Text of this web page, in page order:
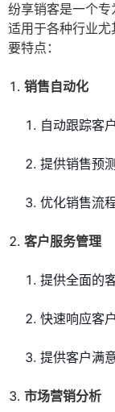
纷享销客是一个专
适用于各种行业
要特点：
销售自动化
自动跟踪客
提供销售预
优化销售流
客户服务管理
提供全面的
快速响应客
提供客户满
市场营销分析